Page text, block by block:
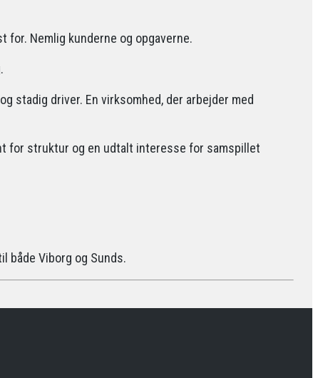
Nemlig kunderne og opgaverne.
stadig driver. En virksomhed, der arbejder med
for struktur og en udtalt interesse for samspillet
både Viborg og Sunds.